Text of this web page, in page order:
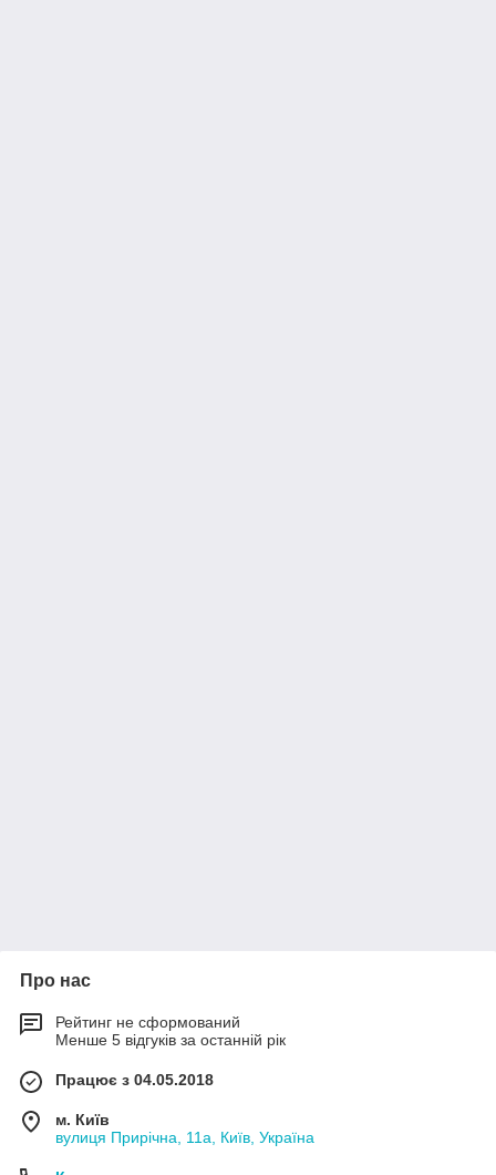
Про нас
Рейтинг не сформований
Менше 5 відгуків за останній рік
Працює з 04.05.2018
м. Київ
вулиця Прирічна, 11а, Київ, Україна